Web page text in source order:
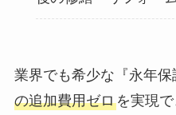
業界でも希少な『永年保
の追加費用ゼロを実現